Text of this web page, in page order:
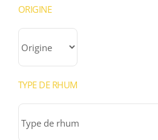
ORIGINE
TYPE DE RHUM